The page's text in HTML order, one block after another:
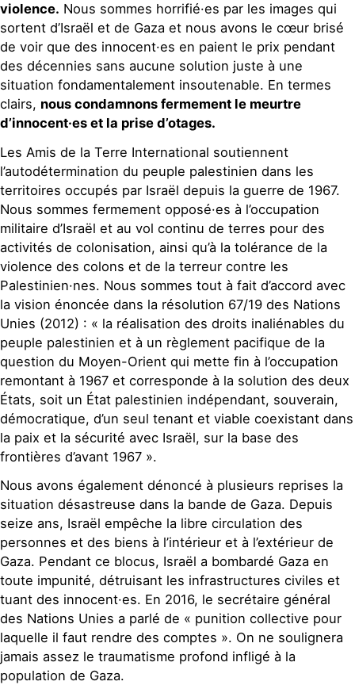
violence. Nous sommes horrifié·es par les images qui
sortent d’Israël et de Gaza et nous avons le cœur brisé
de voir que des innocent·es en paient le prix pendant
des décennies sans aucune solution juste à une
situation fondamentalement insoutenable. En termes
clairs, nous condamnons fermement le meurtre
d’innocent·es et la prise d’otages.
Les Amis de la Terre International soutiennent
l’autodétermination du peuple palestinien dans les
territoires occupés par Israël depuis la guerre de 1967.
Nous sommes fermement opposé·es à l’occupation
militaire d’Israël et au vol continu de terres pour des
activités de colonisation, ainsi qu’à la tolérance de la
violence des colons et de la terreur contre les
Palestinien·nes. Nous sommes tout à fait d’accord avec
la vision énoncée dans la résolution 67/19 des Nations
Unies (2012) : « la réalisation des droits inaliénables du
peuple palestinien et à un règlement pacifique de la
question du Moyen-Orient qui mette fin à l’occupation
remontant à 1967 et corresponde à la solution des deux
États, soit un État palestinien indépendant, souverain,
démocratique, d’un seul tenant et viable coexistant dans
la paix et la sécurité avec Israël, sur la base des
frontières d’avant 1967 ».
Nous avons également dénoncé à plusieurs reprises la
situation désastreuse dans la bande de Gaza. Depuis
seize ans, Israël empêche la libre circulation des
personnes et des biens à l’intérieur et à l’extérieur de
Gaza. Pendant ce blocus, Israël a bombardé Gaza en
toute impunité, détruisant les infrastructures civiles et
tuant des innocent·es. En 2016, le secrétaire général
des Nations Unies a parlé de « punition collective pour
laquelle il faut rendre des comptes ». On ne soulignera
jamais assez le traumatisme profond infligé à la
population de Gaza.